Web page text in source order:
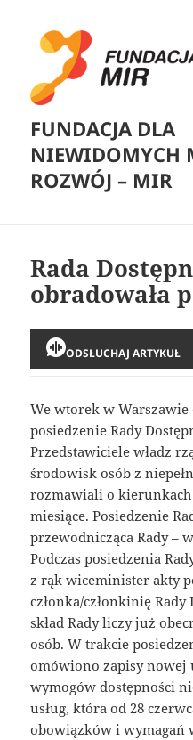
FUNDACJA DLA
NIEWIDOMYCH
ROZWÓJ – MIR
Rada
obradowała
ODSŁUCHAJ ARTYKUŁ
We wtorek w Warszawie
posiedzenie Rady
Przedstawiciele władz
środowisk osób z
rozmawiali o kierunkach
miesiące. Posiedzenie
przewodnicząca Rady –
Podczas posiedzenia
z rąk wiceminister akty
członka/członkinię
skład Rady liczy już
osób. W trakcie
omówiono zapisy nowej
wymogów dostępności
usług, która od 28
obowiązków i wymagań